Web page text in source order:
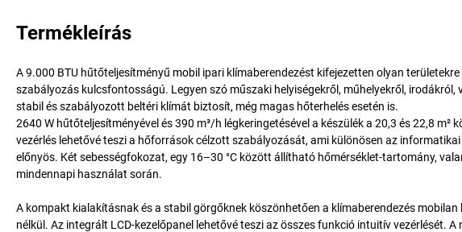
Termékleírás
A 9.000 BTU hűtőteljesítményű mobil ipari klímaberendezést kifejezetten olyan
szabályozás kulcsfontosságú. Legyen szó műszaki helyiségekről, műhelyekről,
stabil és szabályozott beltéri klímát biztosít, még magas hőterhelés esetén is.
2640 W hűtőteljesítményével és 390 m³/h légkeringetésével a készülék a 20,3 és 22,8
vezérlés lehetővé teszi a hőforrások célzott szabályozását, ami különösen az
előnyös. Két sebességfokozat, egy 16–30 °C között állítható hőmérséklet-tartomány,
mindennapi használat során.
A kompakt kialakításnak és a stabil görgőknek köszönhetően a klímaberendezés
nélkül. Az integrált LCD-kezelőpanel lehetővé teszi az összes funkció intuitív vezérlését.